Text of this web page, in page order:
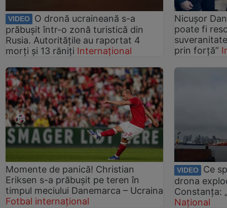
VIDEO
O dronă ucraineană s-a
prăbușit într-o zonă turistică din
Rusia. Autoritățile au raportat 4
morți și 13 răniți Internațional
Nicușor
poate fi
prin forță”
Momente de panică! Christian
Eriksen s-a prăbușit pe teren în
timpul meciului Danemarca – Ucraina
Fotbal internațional
VIDEO
Ce
drona
Constanța:
Național